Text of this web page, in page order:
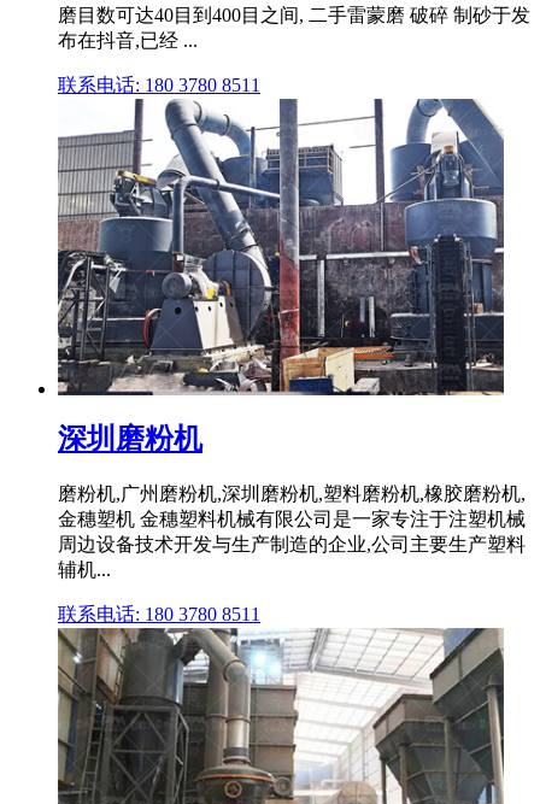
磨目数可达40目到400目之间, 二手雷蒙磨 破碎 制砂于发
布在抖音,已经 ...
联系电话: 180 3780 8511
深圳磨粉机
磨粉机,广州磨粉机,深圳磨粉机,塑料磨粉机,橡胶磨粉机,
金穗塑机 金穗塑料机械有限公司是一家专注于注塑机械
周边设备技术开发与生产制造的企业,公司主要生产塑料
辅机...
联系电话: 180 3780 8511